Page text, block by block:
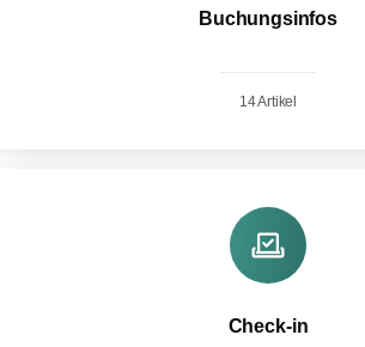
Buchungsinfos
14 Artikel
Check-in